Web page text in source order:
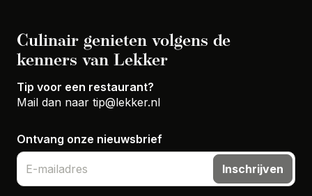
Culinair genieten volgens de
kenners van Lekker
Tip voor een restaurant?
Mail dan naar tip@lekker.nl
Ontvang onze nieuwsbrief
Inschrijven